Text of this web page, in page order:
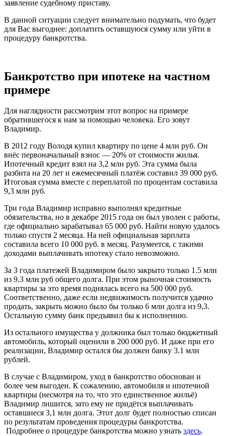
заявление судебному приставу.
В данной ситуации следует внимательно подумать, что будет
для Вас выгоднее: доплатить оставшуюся сумму или уйти в
процедуру банкротства.
Банкротство при ипотеке на частном
примере
Для наглядности рассмотрим этот вопрос на примере
обратившегося к нам за помощью человека. Его зовут
Владимир.
В 2012 году Володя купил квартиру по цене 4 млн руб. Он
внёс первоначальный взнос — 20% от стоимости жилья.
Ипотечный кредит взял на 3,2 млн руб. Эта сумма была
разбита на 20 лет и ежемесячный платёж составил 39 000 руб.
Итоговая сумма вместе с переплатой по процентам составила
9,3 млн руб.
Три года Владимир исправно выполнял кредитные
обязательства, но в декабре 2015 года он был уволен с работы,
где официально зарабатывал 65 000 руб. Найти новую удалось
только спустя 2 месяца. На ней официальная зарплата
составила всего 10 000 руб. в месяц. Разумеется, с такими
доходами выплачивать ипотеку стало невозможно.
За 3 года платежей Владимиром было закрыто только 1.5 млн
из 9.3 млн руб общего долга. При этом рыночная стоимость
квартиры за это время поднялась всего на 500 000 руб.
Соответственно, даже если недвижимость получится удачно
продать, закрыть можно было бы только 6 млн долга из 9,3.
Остальную сумму банк предъявил бы к исполнению.
Из остального имущества у должника был только бюджетный
автомобиль, который оценили в 200 000 руб. И даже при его
реализации, Владимир остался бы должен банку 3.1 млн
рублей.
В случае с Владимиром, уход в банкротство обоснован и
более чем выгоден. К сожалению, автомобиля и ипотечной
квартиры (несмотря на то, что это единственное жильё)
Владимир лишится, зато ему не придётся выплачивать
оставшиеся 3,1 млн долга. Этот долг будет полностью списан
по результатам проведения процедуры банкротства.
Подробнее о процедуре банкротства можно узнать здесь.